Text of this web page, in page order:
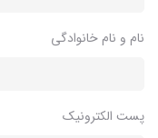
نام و نام خانوادگی
پست الکترونیک